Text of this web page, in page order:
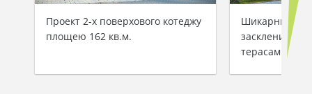
Проект 2-х поверхового котеджу
площею 162 кв.м.
Шикарний
заскленими
терасами